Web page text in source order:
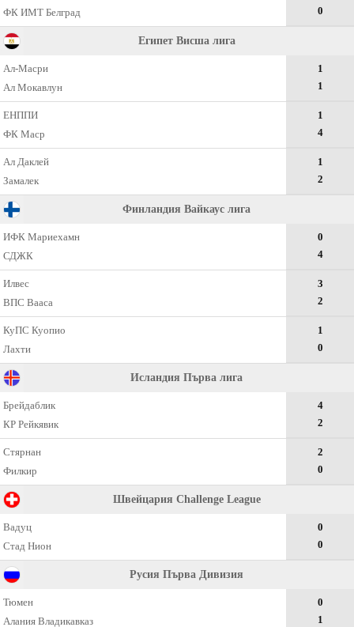
ФК ИМТ Белград
0
Египет Висша лига
Ал-Масри
Ал Мокавлун
1
1
ЕНППИ
ФК Маср
1
4
Ал Даклей
Замалек
1
2
Финландия Вайкаус лига
ИФК Мариехамн
СДЖК
0
4
Илвес
ВПС Вааса
3
2
КуПС Куопио
Лахти
1
0
Исландия Първа лига
Брейдаблик
КР Рейкявик
4
2
Стярнан
Филкир
2
0
Швейцария Challenge League
Вадуц
Стад Нион
0
0
Русия Първа Дивизия
Тюмен
Алания Владикавказ
0
1